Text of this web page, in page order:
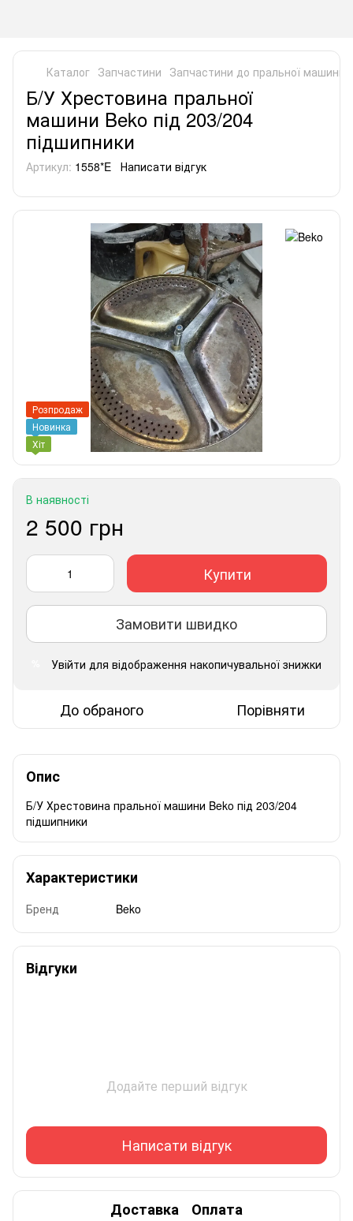
Каталог Запчастини Запчастини до пральної машини
Б/У Хрестовина пральної
машини Beko під 203/204
підшипники
Артикул: 1558*E Написати відгук
Розпродаж
Новинка
Хіт
В наявності
2 500 грн
Купити
Замовити швидко
Увійти для відображення накопичувальної знижки
До обраного Порівняти
Опис
Б/У Хрестовина пральної машини Beko під 203/204
підшипники
Характеристики
Бренд Beko
Відгуки
Додайте перший відгук
Написати відгук
Доставка Оплата